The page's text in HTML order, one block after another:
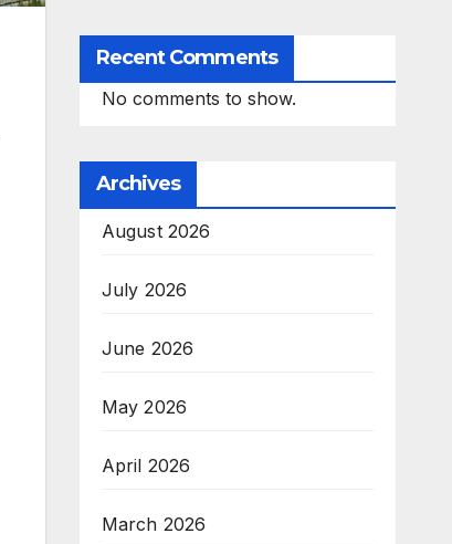
Recent Comments
No comments to show.
Archives
August 2026
July 2026
June 2026
May 2026
April 2026
March 2026